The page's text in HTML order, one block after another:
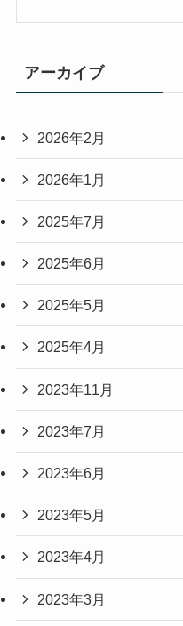
アーカイブ
2026年2月
2026年1月
2025年7月
2025年6月
2025年5月
2025年4月
2023年11月
2023年7月
2023年6月
2023年5月
2023年4月
2023年3月